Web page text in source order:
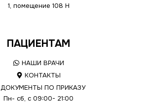
1, помещение 108 Н
ПАЦИЕНТАМ
НАШИ ВРАЧИ
КОНТАКТЫ
ДОКУМЕНТЫ ПО ПРИКАЗУ
Пн- сб, с 09:00- 21:00